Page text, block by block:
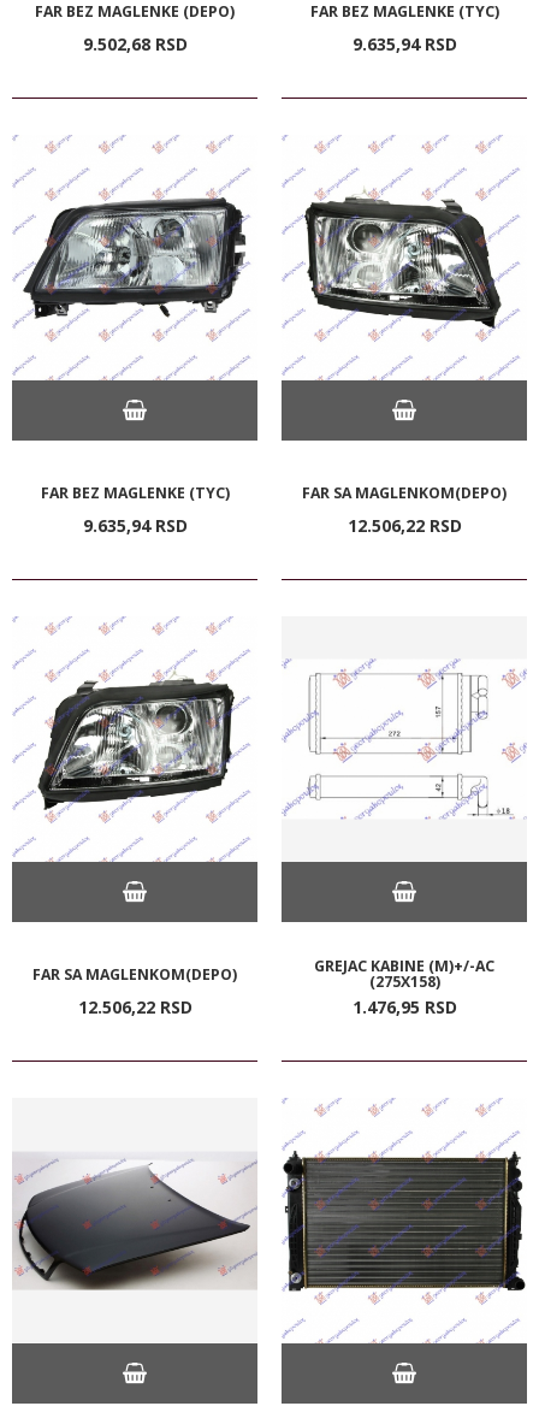
FAR BEZ MAGLENKE (DEPO)
9.502,68 RSD
FAR BEZ MAGLENKE (TYC)
9.635,94 RSD
FAR BEZ MAGLENKE (TYC)
9.635,94 RSD
FAR SA MAGLENKOM(DEPO)
12.506,22 RSD
FAR SA MAGLENKOM(DEPO)
12.506,22 RSD
GREJAC KABINE (M)+/-AC
(275X158)
1.476,95 RSD